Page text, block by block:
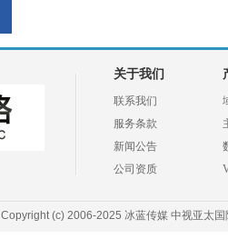
关于我们
联系我们
服务条款
新闻公告
公司资质
Copyright (c) 2006-2025 冰蓝传媒 中视亚太